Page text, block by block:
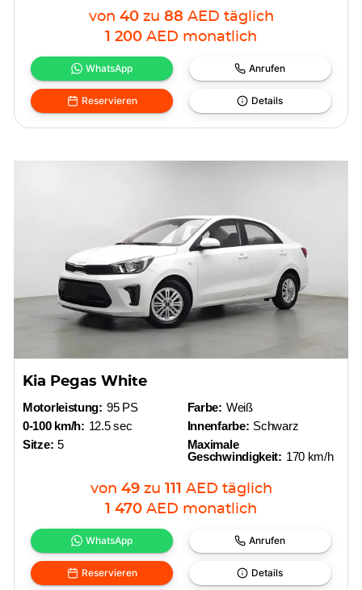
von 40 zu 88 AED täglich
1 200 AED monatlich
WhatsApp Anrufen
Reservieren Details
Kia Pegas White
Motorleistung: 95 PS
0-100 km/h: 12.5 sec
Sitze: 5
Farbe: Weiß
Innenfarbe: Schwarz
Maximale
Geschwindigkeit: 170 km/h
von 49 zu 111 AED täglich
1 470 AED monatlich
WhatsApp Anrufen
Reservieren Details